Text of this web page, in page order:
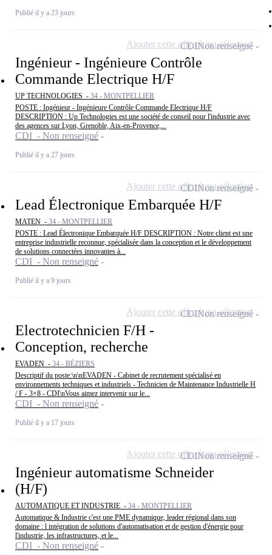
Publié il y a 23 jours
Ingénieur - Ingénieure Contrôle
Commande Electrique H/F
UP TECHNOLOGIES - 34 - MONTPELLIER
POSTE : Ingénieur - Ingénieure Contrôle Commande Electrique H/F
DESCRIPTION : Up Technologies est une société de conseil pour l'industrie avec
des agences sur Lyon, Grenoble, Aix-en-Provence,...
CDI - Non renseigné
Publié il y a 27 jours
CDINon renseigné
Ajouter cette offre à ma sélection
Lead Électronique Embarquée H/F
MATEN - 34 - MONTPELLIER
POSTE : Lead Électronique Embarquée H/F DESCRIPTION : Notre client est une
entreprise industrielle reconnue, spécialisée dans la conception et le développement
de solutions connectées innovantes à...
CDI - Non renseigné
Publié il y a 9 jours
CDINon renseigné
Ajouter cette offre à ma sélection
Electrotechnicien F/H -
Conception, recherche
EVADEN - 34 - BÉZIERS
Descriptif du poste:\n\nEVADEN - Cabinet de recrutement spécialisé en
environnements techniques et industriels - Technicien de Maintenance Industrielle H
/ F - 3×8 - CDI\nVous aimez intervenir sur le...
CDI - Non renseigné
Publié il y a 17 jours
CDINon renseigné
Ajouter cette offre à ma sélection
Ingénieur automatisme Schneider
(H/F)
AUTOMATIQUE ET INDUSTRIE - 34 - MONTPELLIER
Automatique & Industrie c'est une PME dynamique, leader régional dans son
domaine : l intégration de solutions d'automatisation et de gestion d'énergie pour
l'industrie, les infrastructures, et le...
CDI - Non renseigné
CDINon renseigné
Ajouter cette offre à ma sélection